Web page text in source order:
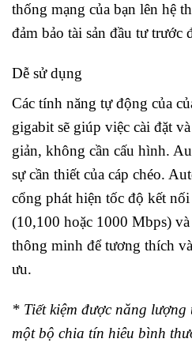
thống mạng của bạn lên hệ
đảm bảo tài sản đầu tư trước
Dễ sử dụng
Các tính năng tự động của
gigabit sẽ giúp việc cài đặt
giản, không cần cấu hình.
sự cần thiết của cáp chéo.
cổng phát hiện tốc độ kết
(10,100 hoặc 1000 Mbps)
thông minh để tương thích
ưu.
* Tiết kiệm được năng
một bộ chia tín hiêu bình